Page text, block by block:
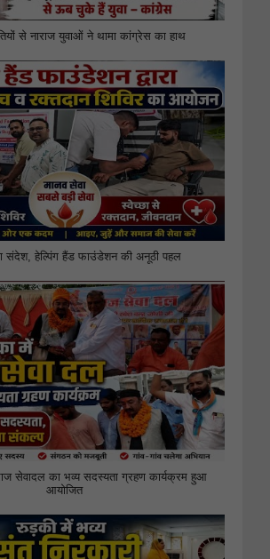
से नाराज युवाओं ने थामा कांग्रेस का हाथ
संदेश, हेल्पिंग हैंड फाउंडेशन की अनूठी पहल
सेवादल का भव्य सदस्यता ग्रहण कार्यक्रम हुआ
आयोजित